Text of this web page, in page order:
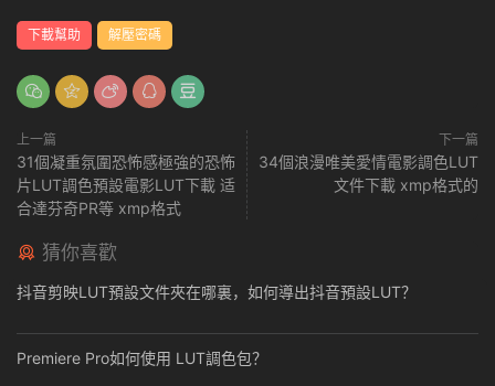
下載幫助 解壓密碼
上一篇
31個凝重氛圍恐怖感極強的恐怖
片LUT調色預設電影LUT下載 适
合達芬奇PR等 xmp格式
下一篇
34個浪漫唯美愛情電影調色LUT
文件下載 xmp格式的
猜你喜歡
抖音剪映LUT預設文件夾在哪裏，如何導出抖音預設LUT？
Premiere Pro如何使用 LUT調色包？